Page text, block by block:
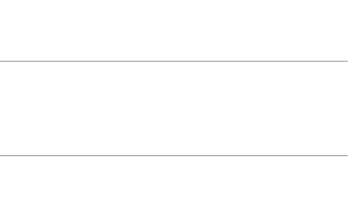
Vipps, Klarna och Google Pay.
debiteras kortet/fakturan.